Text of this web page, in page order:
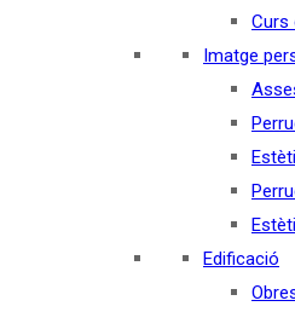
Curs
Imatge
Edificació